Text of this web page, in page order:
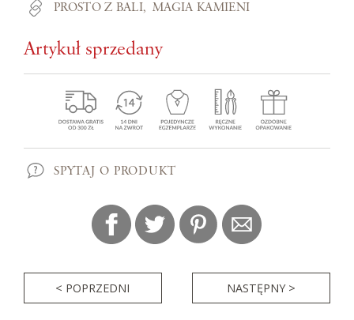
PROSTO Z BALI MAGIA KAMIENI
Artykuł sprzedany
SPYTAJ O PRODUKT
< POPRZEDNI NASTĘPNY >